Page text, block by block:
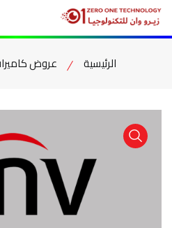
الرئيسية عروض
item view